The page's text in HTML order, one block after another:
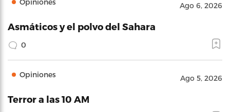
Opiniones Ago 6, 2026
Asmáticos y el polvo del Sahara
0
Opiniones Ago 5, 2026
Terror a las 10 AM